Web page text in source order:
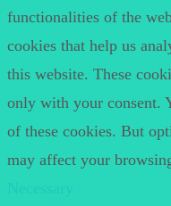
functionalities of the
cookies that help us
this website. These
only with your consent.
of these cookies. But
may affect your